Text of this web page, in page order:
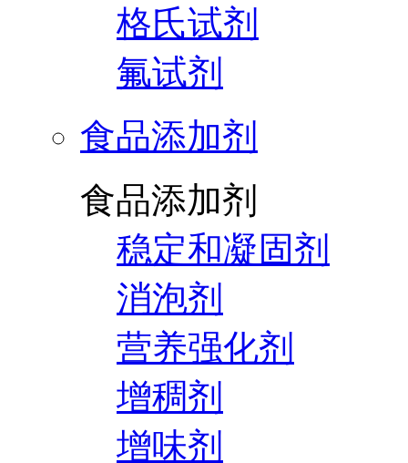
格氏试剂
氟试剂
食品添加剂
食品添加剂
稳定和凝固剂
消泡剂
营养强化剂
增稠剂
增味剂